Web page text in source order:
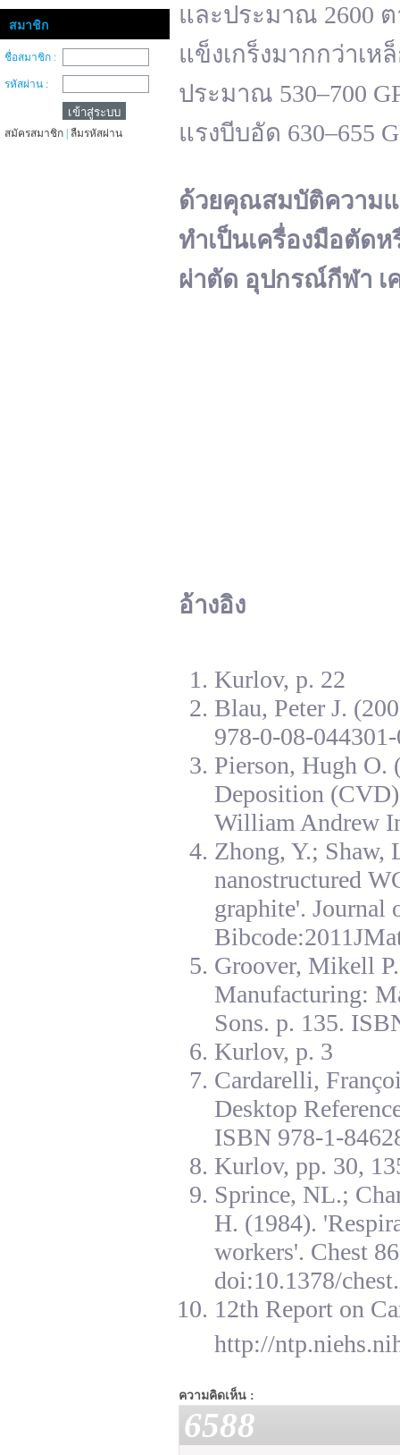
สมาชิก
ชื่อสมาชิก :
รหัสผ่าน :
สมัครสมาชิก ลืมรหัสผ่าน
และประมาณ 2600
แข็งเกร็งมากกว่าเ
ประมาณ 530–700
แรงบีบอัด 630–655
ด้วยคุณสมบัติความแ
ทำเป็นเครื่องมือตัดห
ผ่าตัด อุปกรณ์กีฬา เ
อ้างอิง
Kurlov, p. 22
Blau, Peter J.
978-0-08-
Pierson, Hugh O.
Deposition
William Andrew
Zhong, Y.; Shaw,
nanostructured
graphite'. Journal
Groover, Mikell
Manufacturing:
Sons. p. 135.
Kurlov, p. 3
Cardarelli,
Desktop
ISBN 978-1-
Kurlov, pp. 30,
Sprince, NL.;
H. (1984).
workers'. Chest
doi:10.1378/
12th Report on
http://
ความคิดเห็น :
6588